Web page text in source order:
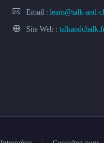
Email : learn@talk-and-
Site Web :